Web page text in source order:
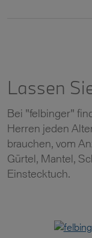
Lassen
Bei "felbinger"
Herren jeden
brauchen, vom
Gürtel, Mantel,
Einstecktuch.